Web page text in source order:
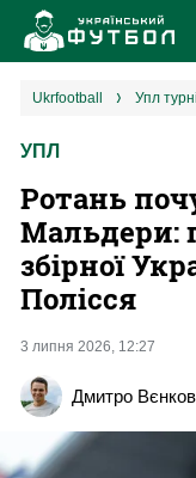
ukrfootball упл
УПЛ
Ротань
Мальдери:
збірної
Полісся
3 липня 2026, 12:27
Дмитро Вєнков